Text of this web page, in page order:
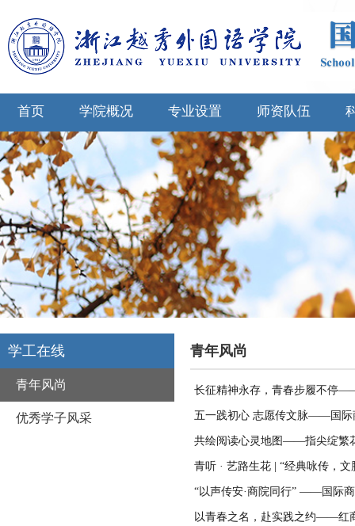
首页 学院概况 专业设置 师资队伍
学工在线
青年风尚
优秀学子风采
青年风尚
长征精神永存，青春步履不停
五一践初心 志愿传文脉——国际
共绘阅读心灵地图——指尖绽繁
青听 · 艺路生花 | “经典咏传，
“以声传安·商院同行” ——国际
以青春之名，赴实践之约——红